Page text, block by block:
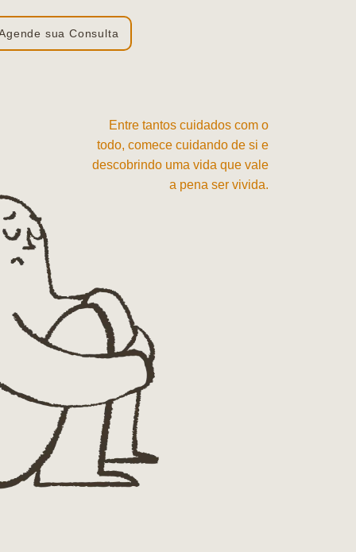
sua Consulta
Entre tantos cuidados com o
todo, comece cuidando de si e
descobrindo uma vida que vale
a pena ser vivida.